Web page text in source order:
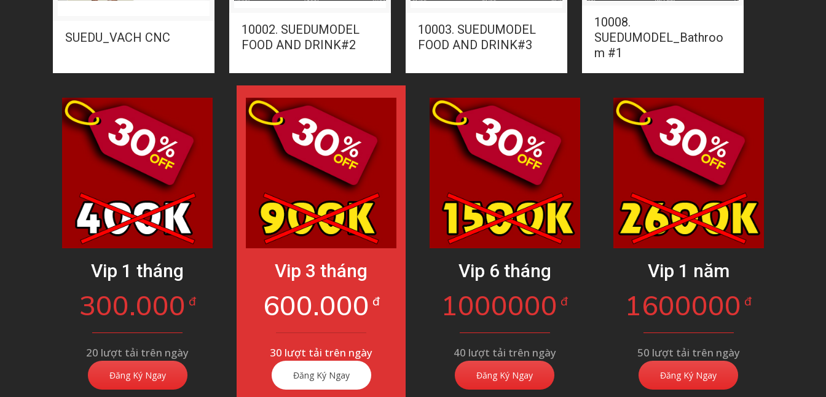
SUEDU_VACH CNC
10002. SUEDUMODEL
FOOD AND DRINK#2
10003. SUEDUMODEL
FOOD AND DRINK#3
10008.
SUEDUMODEL_Bathroo
m #1
Vip 1 tháng
300.000 đ
20 lượt tải trên ngày
Đăng Ký Ngay
Vip 3 tháng
600.000 đ
30 lượt tải trên ngày
Đăng Ký Ngay
Vip 6 tháng
1000000 đ
40 lượt tải trên ngày
Đăng Ký Ngay
Vip 1 năm
1600000 đ
50 lượt tải trên ngày
Đăng Ký Ngay